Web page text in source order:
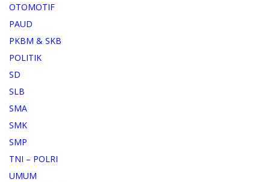
OTOMOTIF
PAUD
PKBM & SKB
POLITIK
SD
SLB
SMA
SMK
SMP
TNI – POLRI
UMUM